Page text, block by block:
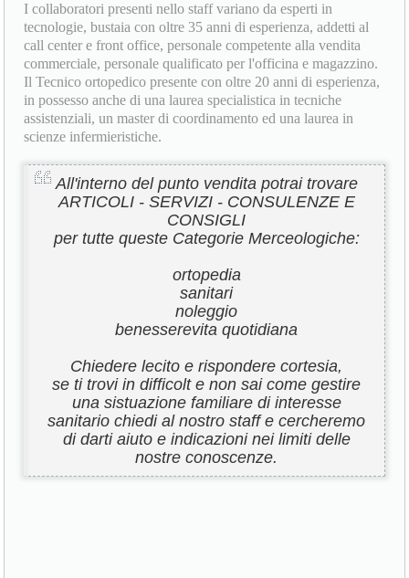
I collaboratori presenti nello staff variano da esperti in
tecnologie, bustaia con oltre 35 anni di esperienza, addetti al
call center e front office, personale competente alla vendita
commerciale, personale qualificato per l'officina e magazzino.
Il Tecnico ortopedico presente con oltre 20 anni di esperienza,
in possesso anche di una laurea specialistica in tecniche
assistenziali, un master di coordinamento ed una laurea in
scienze infermieristiche.
All'interno del punto vendita potrai trovare
ARTICOLI - SERVIZI - CONSULENZE E
CONSIGLI
per tutte queste Categorie Merceologiche:
ortopedia
sanitari
noleggio
benesserevita quotidiana
Chiedere lecito e rispondere cortesia,
se ti trovi in difficolt e non sai come gestire
una sistuazione familiare di interesse
sanitario chiedi al nostro staff e cercheremo
di darti aiuto e indicazioni nei limiti delle
nostre conoscenze.